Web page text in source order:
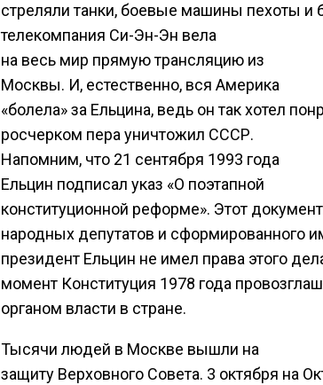
стреляли танки, боевые машины пехоты и
телекомпания Си-Эн-Эн вела
на весь мир прямую трансляцию из
Москвы. И, естественно, вся Америка
«болела» за Ельцина, ведь он так хотел
росчерком пера уничтожил СССР.
Напомним, что 21 сентября 1993 года
Ельцин подписал указ «О поэтапной
конституционной реформе». Этот
народных депутатов и сформированного
президент Ельцин не имел права этого
момент Конституция 1978 года
органом власти в стране.
Тысячи людей в Москве вышли на
защиту Верховного Совета. 3 октября на